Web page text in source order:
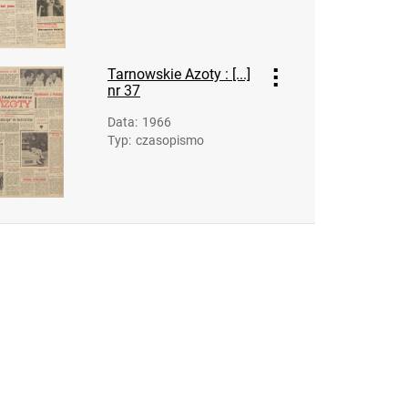
Feliksa Dzierżyńskiego. 1968, nr 15
Tarnowskie Azoty : Organ Samorządu
Robotniczego Zakładów Azotowych im.
Feliksa Dzierżyńskiego. 1968, nr 16
Tarnowskie Azoty : Organ Samorządu
Robotniczego Zakładów Azotowych im.
Feliksa Dzierżyńskiego. 1968, nr 17
Tarnowskie Azoty : Organ Samorządu
Tarnowskie Azoty : [...]
nr 37
Data: 1966
Typ: czasopismo